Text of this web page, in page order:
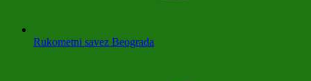
Rukometni savez Beograda